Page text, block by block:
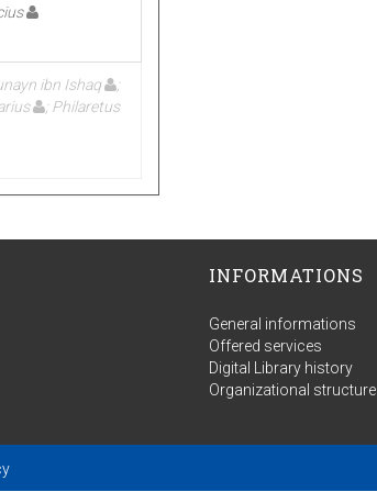
ibn Ishaq
;
; Philaretus
INFORMATIONS
General informations
Offered services
Digital Library history
Organizational structure